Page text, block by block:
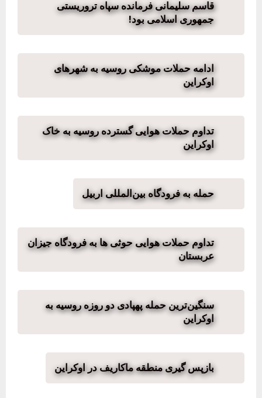
قاسم سلیمانی فرمانده سپاه تروریستی
جمهوری اسلامی بود!
ادامه حملات موشکی روسیه به شهرهای
اوکراین
تداوم حملات هوایی گسترده روسیه به خاک
اوکراین
حمله به فرودگاه بین‌المللی اربیل
تداوم حملات هوایی حوثی ها به فرودگاه جیزان
عربستان
سنگین‌ترین حمله پهپادی دو روزه روسیه به
اوکراین
بازپس گیری منطقه ماکاریف در اوکراین